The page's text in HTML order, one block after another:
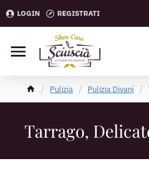
LOGIN REGISTRATI
Pulizia Pulizia Divani
Tarrago,